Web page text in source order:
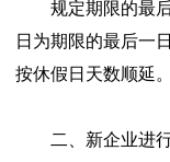
规定期限的最后
日为期限的最后一
按休假日天数顺延。
二、新企业进